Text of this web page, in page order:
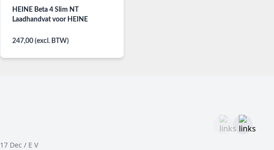
HEINE Beta 4 Slim NT
Laadhandvat voor HEINE
247,00 (excl. BTW)
17 Dec / E V